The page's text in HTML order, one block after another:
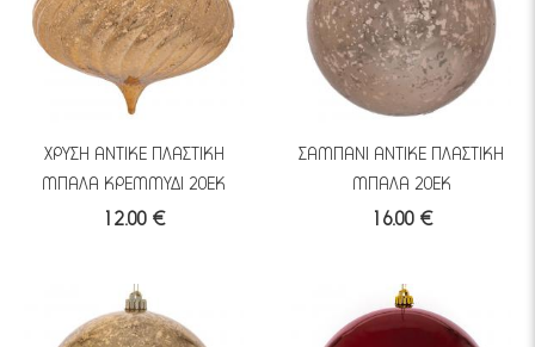
ΧΡΥΣΗ ANTIKE ΠΛΑΣΤΙΚΗ
ΜΠΑΛΑ ΚΡΕΜΜΥΔΙ 20ΕΚ
12.00 €
ΣΑΜΠΑΝΙ ANTIKE ΠΛΑΣΤΙΚΗ
ΜΠΑΛΑ 20ΕΚ
16.00 €